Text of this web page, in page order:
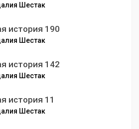
Шестак
история 190
Шестак
история 142
Шестак
история 11
Шестак